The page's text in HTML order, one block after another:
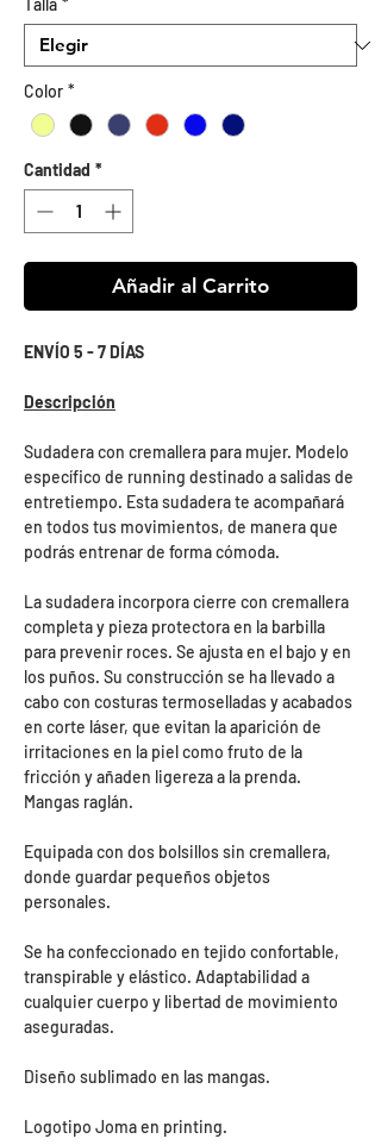
oferta
Talla *
Color *
Cantidad *
Añadir al Carrito
ENVÍO 5 - 7 DÍAS
Descripción
Sudadera con cremallera para mujer. Modelo
específico de running destinado a salidas de
entretiempo. Esta sudadera te acompañará
en todos tus movimientos, de manera que
podrás entrenar de forma cómoda.
La sudadera incorpora cierre con cremallera
completa y pieza protectora en la barbilla
para prevenir roces. Se ajusta en el bajo y en
los puños. Su construcción se ha llevado a
cabo con costuras termoselladas y acabados
en corte láser, que evitan la aparición de
irritaciones en la piel como fruto de la
fricción y añaden ligereza a la prenda.
Mangas raglán.
Equipada con dos bolsillos sin cremallera,
donde guardar pequeños objetos
personales.
Se ha confeccionado en tejido confortable,
transpirable y elástico. Adaptabilidad a
cualquier cuerpo y libertad de movimiento
aseguradas.
Diseño sublimado en las mangas.
Logotipo Joma en printing.